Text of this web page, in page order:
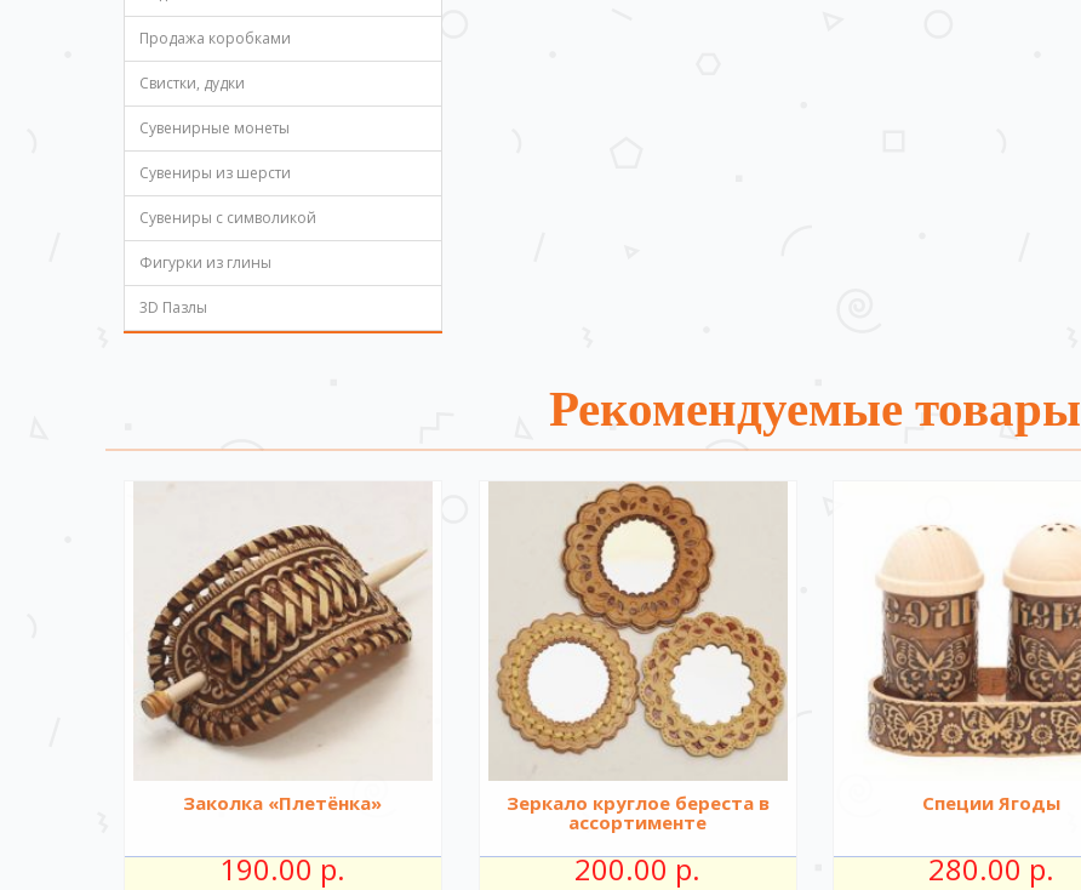
Продажа коробками
Свистки, дудки
Сувенирные монеты
Сувениры из шерсти
Сувениры с символикой
Фигурки из глины
3D Пазлы
Рекомендуемые товары
Заколка «Плетёнка»
190.00 р.
Зеркало круглое береста в
ассортименте
200.00 р.
Специи Ягоды
280.00 р.